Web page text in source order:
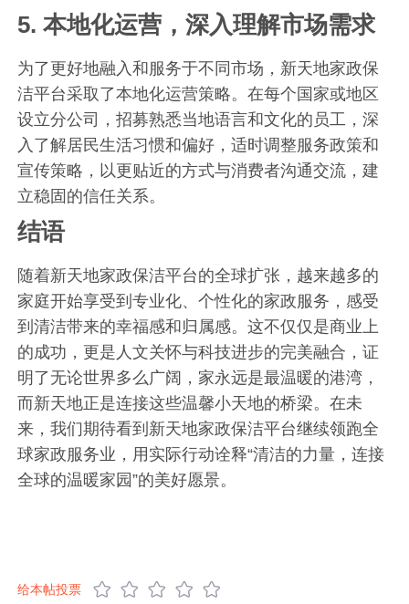
5.本地化运营，深入理解市场需求
为了更好地融入和服务于不同市场，新天地家政保
洁平台采取了本地化运营策略。在每个国家或地区
设立分公司，招募熟悉当地语言和文化的员工，深
入了解居民生活习惯和偏好，适时调整服务政策和
宣传策略，以更贴近的方式与消费者沟通交流，建
立稳固的信任关系。
结语
随着新天地家政保洁平台的全球扩张，越来越多的
家庭开始享受到专业化、个性化的家政服务，感受
到清洁带来的幸福感和归属感。这不仅仅是商业上
的成功，更是人文关怀与科技进步的完美融合，证
明了无论世界多么广阔，家永远是最温暖的港湾，
而新天地正是连接这些温馨小天地的桥梁。在未
来，我们期待看到新天地家政保洁平台继续领跑全
球家政服务业，用实际行动诠释“清洁的力量，连接
全球的温暖家园”的美好愿景。
给本帖投票